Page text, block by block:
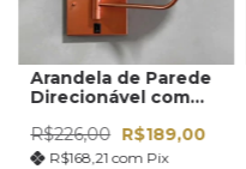
Arandela de Parede
Direcionável com
R$226,00 R$189,00
R$168,21 com Pix